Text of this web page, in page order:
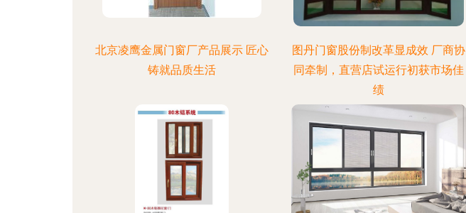
北京凌鹰金属门窗厂产品展示 匠心
铸就品质生活
图丹门窗股份制改革显成效 厂商协
同牵制，直营店试运行初获市场佳
绩